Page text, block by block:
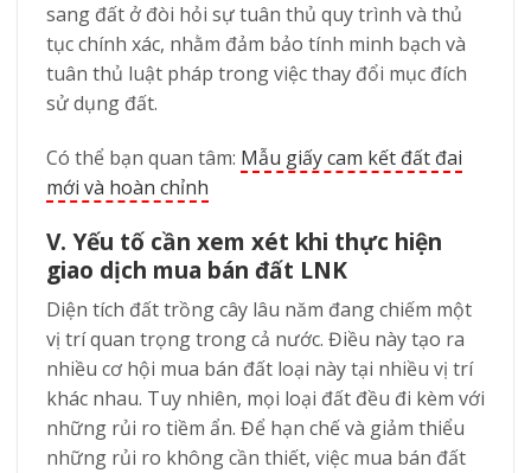
sang đất ở đòi hỏi sự tuân thủ quy trình và thủ
tục chính xác, nhằm đảm bảo tính minh bạch và
tuân thủ luật pháp trong việc thay đổi mục đích
sử dụng đất.
Có thể bạn quan tâm: Mẫu giấy cam kết đất đai
mới và hoàn chỉnh
V. Yếu tố cần xem xét khi thực hiện
giao dịch mua bán đất LNK
Diện tích đất trồng cây lâu năm đang chiếm một
vị trí quan trọng trong cả nước. Điều này tạo ra
nhiều cơ hội mua bán đất loại này tại nhiều vị trí
khác nhau. Tuy nhiên, mọi loại đất đều đi kèm với
những rủi ro tiềm ẩn. Để hạn chế và giảm thiểu
những rủi ro không cần thiết, việc mua bán đất